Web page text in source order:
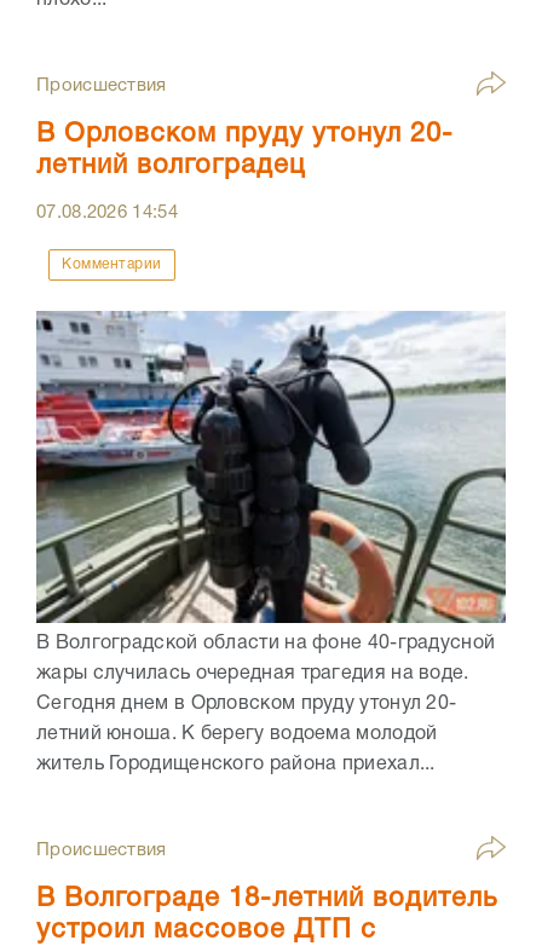
Происшествия
В Орловском пруду утонул 20-
летний волгоградец
07.08.2026 14:54
Комментарии
В Волгоградской области на фоне 40-градусной
жары случилась очередная трагедия на воде.
Сегодня днем в Орловском пруду утонул 20-
летний юноша. К берегу водоема молодой
житель Городищенского района приехал...
Происшествия
В Волгограде 18-летний водитель
устроил массовое ДТП с